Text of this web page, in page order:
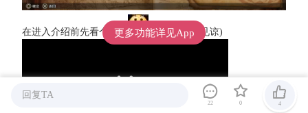
在进入介绍前先看个短片 (设备不好请见谅)
回复TA
22 0 4
更多功能详见App